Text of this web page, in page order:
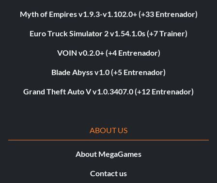
Myth of Empires v1.9.3-v1.102.0+ (+33 Entrenador)
Euro Truck Simulator 2 v1.54.1.0s (+7 Trainer)
VOIN v0.2.0+ (+4 Entrenador)
Blade Abyss v1.0 (+5 Entrenador)
Grand Theft Auto V v1.0.3407.0 (+12 Entrenador)
ABOUT US
About MegaGames
Contact us